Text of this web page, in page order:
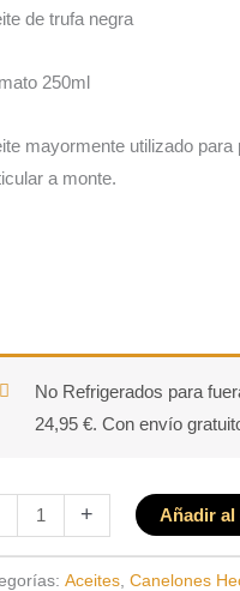
de trufa negra
250ml
mayormente utilizado
a monte.
No Refrigerados para
24,95 €. Con envío
+ Añadir
Aceites ,Canelones